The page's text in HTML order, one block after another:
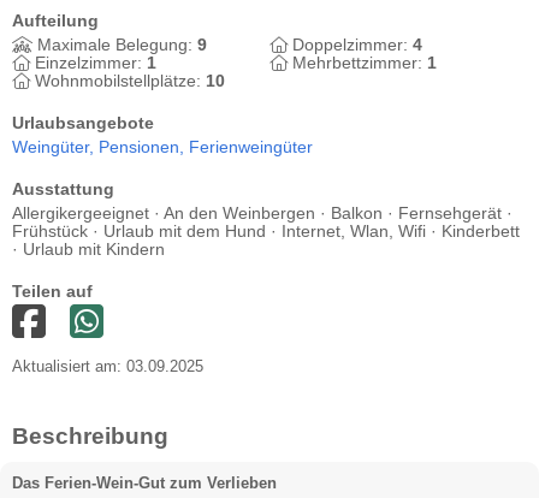
Aufteilung
Maximale Belegung: 9 Doppelzimmer: 4
Einzelzimmer: 1 Mehrbettzimmer: 1
Wohnmobilstellplätze: 10
Urlaubsangebote
Weingüter, Pensionen, Ferienweingüter
Ausstattung
Allergikergeeignet · An den Weinbergen · Balkon · Fernsehgerät ·
Frühstück · Urlaub mit dem Hund · Internet, Wlan, Wifi · Kinderbett
· Urlaub mit Kindern
Teilen auf
Aktualisiert am: 03.09.2025
Beschreibung
Das Ferien-Wein-Gut zum Verlieben